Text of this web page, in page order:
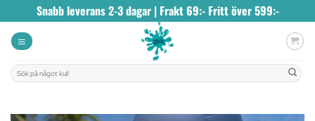
to
content
Snabb leverans 2-3 dagar | Frakt 69:- Fritt över 599:-
Sök
efter: